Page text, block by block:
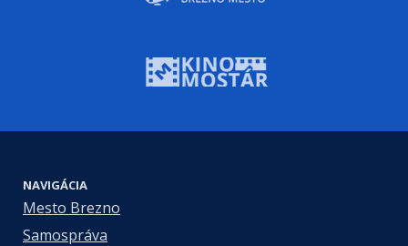
NAVIGÁCIA
Mesto Brezno
Samospráva